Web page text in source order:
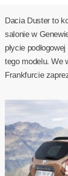
Dacia Duster to
salonie w
płycie
tego modelu. We
Frankfurcie